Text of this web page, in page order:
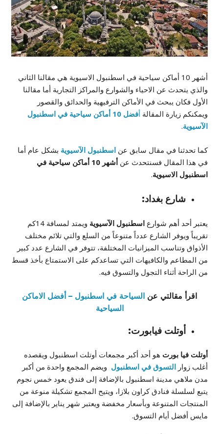
أشهر 10 أماكن سياحية في اسطنبول الاسيوية هي مقالنا الثاني
والذي يتحدث عن الاحياء والشوارع والمراكز التجارية أما مقالنا
الأول فكان يبحث في الأماكن الترفيهية والحدائق والقصور
ويمكنكم زيارة المقالةأ
فضل 10 أماكن سياحية في اسطنبول
الآسيوية.
كما تحدثنا في مقال سابق عناسطنبول الآسيوية بشكل عام أما
في هذا المقال فسنتحدث عن
أشهر 10 أماكن سياحية في
اسطنبول الاسيوية.
شارع بغداد:
يعتبر أحد أهم شوارعاسطنبول الآسيوية
ويمتد لمسافة 14كم
تقريباً ويوفر الشارع عدداً متنوعاً من السلع والتي تلائم مختلف
الأذواق وتناسب الميزانيات المختلفة، تتوفر في الشارع عدد كبير
من المطاعم والكافيهات التي تساعدكم على الاستمتاع بأخذ قسط
من الراحة أثناء التجول والتسوق فيه.
اقرأ مقالتي عن السياحة في اسطنبول – أفضل الاماكن
السياحية
أوتلت فيابورت:
أوتلت فيا بورت هو أحد أكبر مجمعات أوتلت اسطنبول ويقصده
أغلب زوارالتسوق في اسطنبول ويضم المجمع واحدة من أكبر
مدن ملاهي مدينة اسطنبول بالإضافة إلى فندق يعود خمس نجوم
يتبع لسلسلة فنادق كراون بلازا، ويتيح المجمع تشكيلة منوعة من
المنتجات المتنوعة وبأسعار مخفضة ويعتبر شهر يناير بالإضافة إلى
مايس أفضل أيام التسوق.